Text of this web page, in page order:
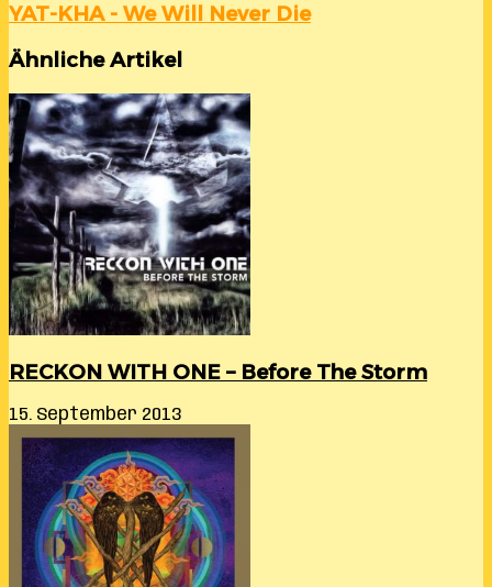
YAT-KHA - We Will Never Die
Ähnliche Artikel
RECKON WITH ONE – Before The Storm
15. September 2013